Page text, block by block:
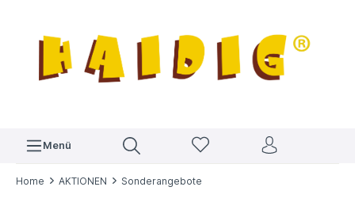
Menü
Home AKTIONEN Sonderangebote